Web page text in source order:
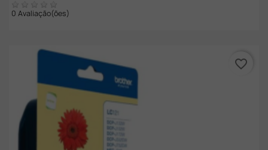
0 Avaliação(ões)
favorite_border